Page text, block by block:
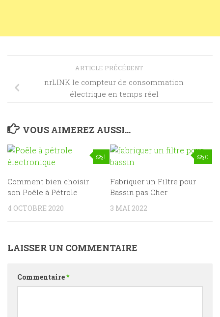
ARTICLE PRÉCÉDENT
nrLINK le compteur de consommation
électrique en temps réel
VOUS AIMEREZ AUSSI...
1
Comment bien choisir
son Poêle à Pétrole
4 OCTOBRE 2020
0
Fabriquer un Filtre pour
Bassin pas Cher
3 MAI 2022
LAISSER UN COMMENTAIRE
Commentaire*